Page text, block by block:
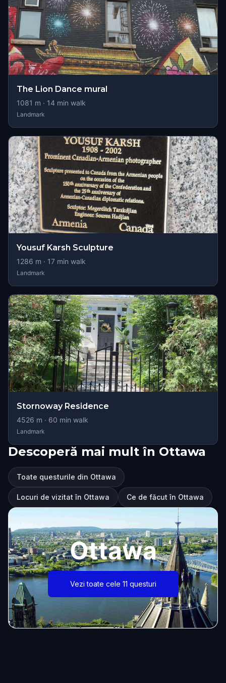
The Lion Dance mural
1081 m · 14 min walk
Landmark
Yousuf Karsh Sculpture
1286 m · 17 min walk
Landmark
Stornoway Residence
4526 m · 60 min walk
Landmark
Descoperă mai mult în Ottawa
Toate questurile din Ottawa
Locuri de vizitat în Ottawa Ce de făcut în Ottawa
Ottawa
Vezi toate cele 11 questuri